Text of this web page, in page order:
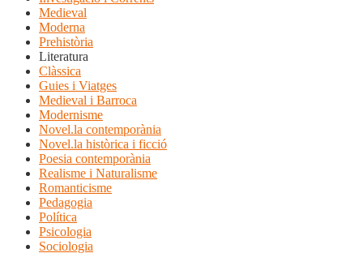
Medieval
Moderna
Prehistòria
Literatura
Clàssica
Guies i Viatges
Medieval i Barroca
Modernisme
Novel.la contemporània
Novel.la històrica i ficció
Poesia contemporània
Realisme i Naturalisme
Romanticisme
Pedagogia
Política
Psicologia
Sociologia